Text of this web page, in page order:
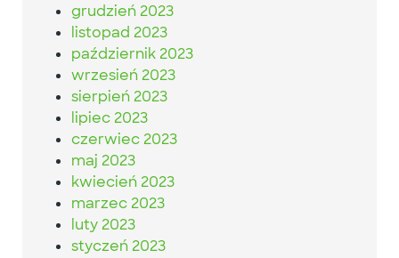
grudzień 2023
listopad 2023
październik 2023
wrzesień 2023
sierpień 2023
lipiec 2023
czerwiec 2023
maj 2023
kwiecień 2023
marzec 2023
luty 2023
styczeń 2023